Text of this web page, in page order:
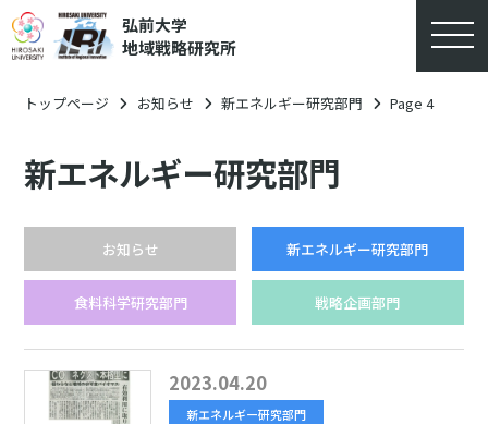
弘前大学
地域戦略研究所
トップページ お知らせ 新エネルギー研究部門 Page 4
新エネルギー研究部門
お知らせ 新エネルギー研究部門
食料科学研究部門 戦略企画部門
2023.04.20
新エネルギー研究部門